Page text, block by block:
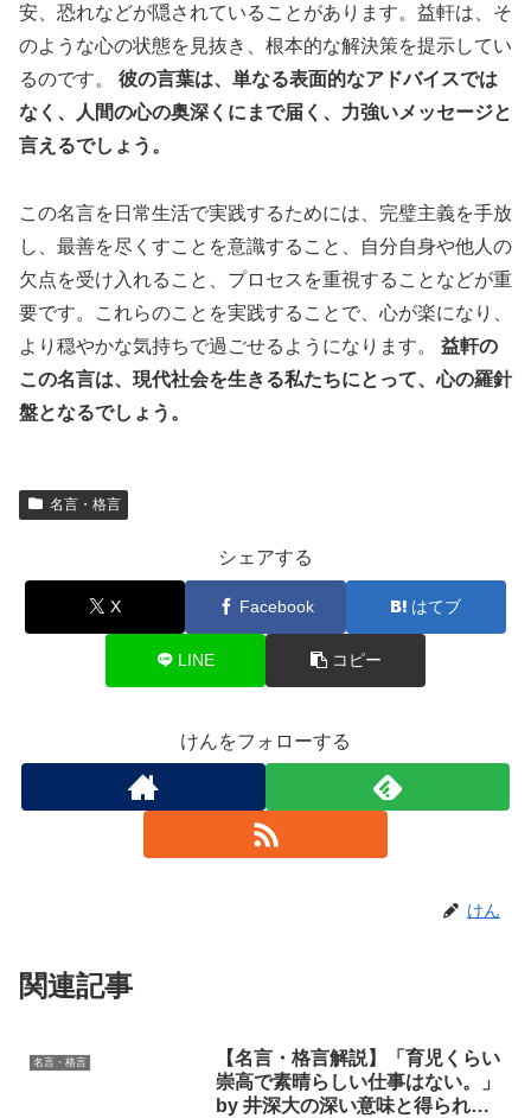
安、恐れなどが隠されていることがあります。益軒は、そ
のような心の状態を見抜き、根本的な解決策を提示してい
るのです。 彼の言葉は、単なる表面的なアドバイスでは
なく、人間の心の奥深くにまで届く、力強いメッセージと
言えるでしょう。
この名言を日常生活で実践するためには、完璧主義を手放
し、最善を尽くすことを意識すること、自分自身や他人の
欠点を受け入れること、プロセスを重視することなどが重
要です。これらのことを実践することで、心が楽になり、
より穏やかな気持ちで過ごせるようになります。 益軒の
この名言は、現代社会を生きる私たちにとって、心の羅針
盤となるでしょう。
名言・格言
シェアする
X Facebook はてブ
LINE コピー
けんをフォローする
けん
関連記事
名言・格言
【名言・格言解説】「育児くらい
崇高で素晴らしい仕事はない。」
by 井深大の深い意味と得られる